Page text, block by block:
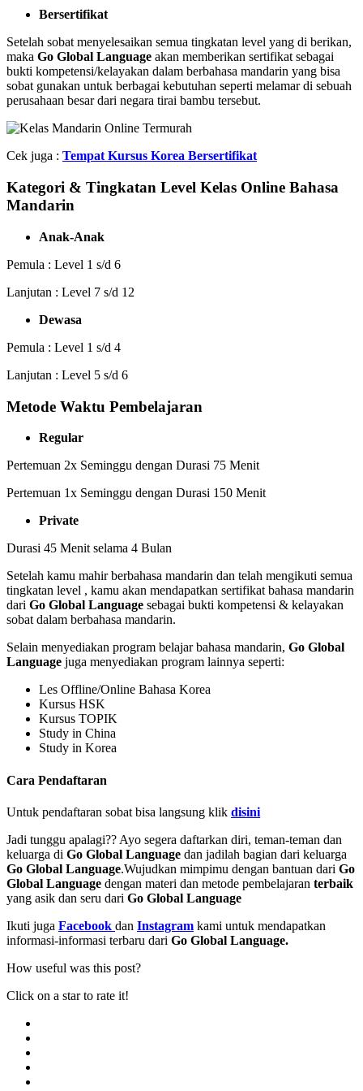
Bersertifikat
Setelah sobat menyelesaikan semua tingkatan level yang di berikan,
maka Go Global Language akan memberikan sertifikat sebagai
bukti kompetensi/kelayakan dalam berbahasa mandarin yang bisa
sobat gunakan untuk berbagai kebutuhan seperti melamar di sebuah
perusahaan besar dari negara tirai bambu tersebut.
Cek juga : Tempat Kursus Korea Bersertifikat
Kategori & Tingkatan Level Kelas Online Bahasa
Mandarin
Anak-Anak
Pemula : Level 1 s/d 6
Lanjutan : Level 7 s/d 12
Dewasa
Pemula : Level 1 s/d 4
Lanjutan : Level 5 s/d 6
Metode Waktu Pembelajaran
Regular
Pertemuan 2x Seminggu dengan Durasi 75 Menit
Pertemuan 1x Seminggu dengan Durasi 150 Menit
Private
Durasi 45 Menit selama 4 Bulan
Setelah kamu mahir berbahasa mandarin dan telah mengikuti semua
tingkatan level , kamu akan mendapatkan sertifikat bahasa mandarin
dari Go Global Language sebagai bukti kompetensi & kelayakan
sobat dalam berbahasa mandarin.
Selain menyediakan program belajar bahasa mandarin, Go Global
Language juga menyediakan program lainnya seperti:
Les Offline/Online Bahasa Korea
Kursus HSK
Kursus TOPIK
Study in China
Study in Korea
Cara Pendaftaran
Untuk pendaftaran sobat bisa langsung klik disini
Jadi tunggu apalagi?? Ayo segera daftarkan diri, teman-teman dan
keluarga di Go Global Language dan jadilah bagian dari keluarga
Go Global Language.Wujudkan mimpimu dengan bantuan dari Go
Global Language dengan materi dan metode pembelajaran terbaik
yang asik dan seru dari Go Global Language
Ikuti juga Facebook dan Instagram kami untuk mendapatkan
informasi-informasi terbaru dari Go Global Language.
How useful was this post?
Click on a star to rate it!